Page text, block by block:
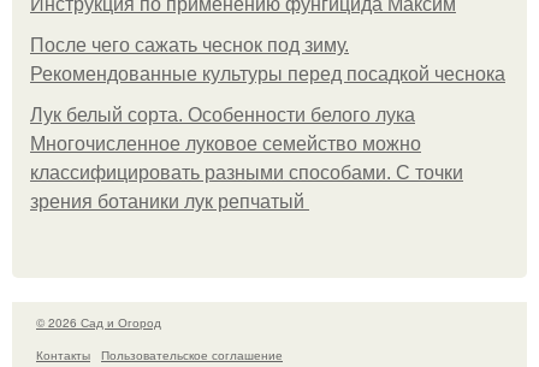
Инструкция по применению фунгицида Максим
После чего сажать чеснок под зиму.
Рекомендованные культуры перед посадкой чеснока
Лук белый сорта. Особенности белого лука
Многочисленное луковое семейство можно
классифицировать разными способами. С точки
зрения ботаники лук репчатый
© 2026 Сад и Огород
Контакты
Пользовательское соглашение